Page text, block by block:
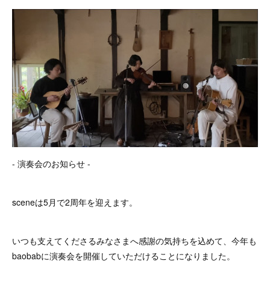
- 演奏会のお知らせ -
sceneは5月で2周年を迎えます。
いつも支えてくださるみなさまへ感謝の気持ちを込めて、今年も
baobabに演奏会を開催していただけることになりました。